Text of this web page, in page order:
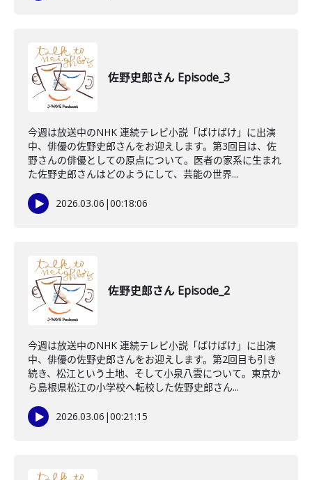
佐野史郎さん Episode_3
今週は放送中のNHK 連続テレビ小説「ばけばけ」に出演
中、俳優の佐野史郎さんをお迎えします。第3回目は、佐
野さんの俳優としての原点について。医者の家系に生まれ
た佐野史郎さんはどのようにして、芸能の世界...
2026.03.06 |00:18:06
佐野史郎さん Episode_2
今週は放送中のNHK 連続テレビ小説「ばけばけ」に出演
中、俳優の佐野史郎さんをお迎えします。第2回目も引き
続き、松江という土地、そして小泉八雲について。東京か
ら島根県松江の小学校へ転校した佐野史郎さん...
2026.03.06 |00:21:15